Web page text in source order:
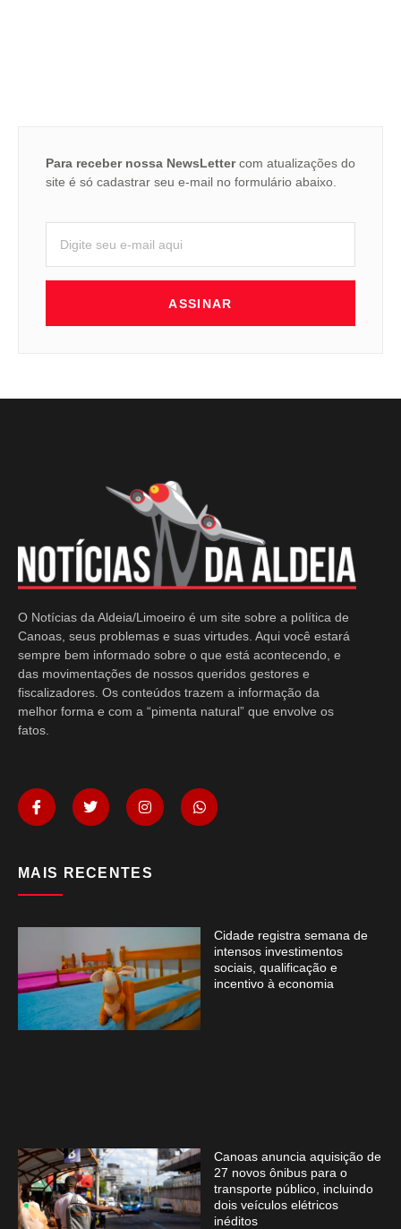
Para receber nossa NewsLettercom atualizações do
site é só cadastrar seu e-mail no formulário abaixo.
ASSINAR
O Notícias da Aldeia/Limoeiro é um site sobre a política de
Canoas, seus problemas e suas virtudes. Aqui você estará
sempre bem informado sobre o que está acontecendo, e
das movimentações de nossos queridos gestores e
fiscalizadores. Os conteúdos trazem a informação da
melhor forma e com a “pimenta natural” que envolve os
fatos.
MAIS RECENTES
Cidade registra semana de
intensos investimentos
sociais, qualificação e
incentivo à economia
Canoas anuncia aquisição de
27 novos ônibus para o
transporte público, incluindo
dois veículos elétricos
inéditos